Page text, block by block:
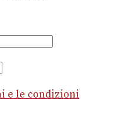
e le condizioni